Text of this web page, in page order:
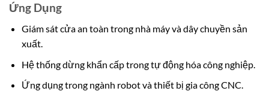
Ứng Dụng
Giám sát cửa an toàn trong nhà máy và dây chuyền sản
xuất.
Hệ thống dừng khẩn cấp trong tự động hóa công nghiệp.
Ứng dụng trong ngành robot và thiết bị gia công CNC.